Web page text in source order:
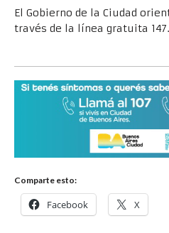
El Gobierno de la Ciudad
través de la línea gratuita 147.
Comparte esto:
Facebook X